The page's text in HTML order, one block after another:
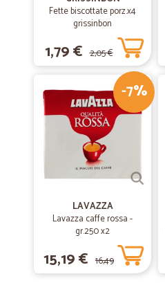
Fette biscottate porz.x4
grissinbon
1,79 € 2,05 €
-7%
LAVAZZA
Lavazza caffe rossa -
gr.250 x2
15,19 € 16,49